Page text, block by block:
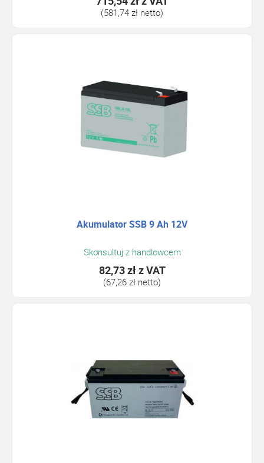
(581,74 zł netto)
Akumulator SSB 9 Ah 12V
Skonsultuj z handlowcem
82,73 złz VAT
(67,26 zł netto)